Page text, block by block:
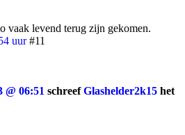
vaak levend terug zijn gekomen.
uur #11
@ 06:51 schreefGlashelder2k15 het